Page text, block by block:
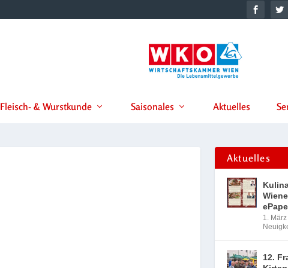
Fleisch- & Wurstkunde Saisonales Aktuelles
Aktuelles
1.
12.